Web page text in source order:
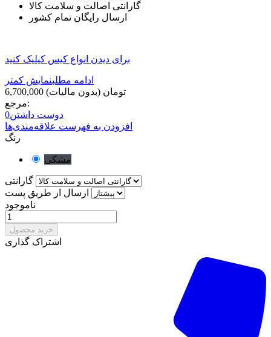
گارانتی اصالت و سلامت کالا
ارسال رایگان تمام کشور
برای دیدن انواع کیس کیلیک کنید
ادامه مطلبنمایش کمتر
6,700,000 تومان (بدون مالیات)
مرجع:
دوست داشتن0
افزودن به فهرست علاقه‌مندی‌ها
رنگ
مشکی
گارانتی
ارسال از طریق پست
ناموجود
خرید محصول
اشتراک گذاری